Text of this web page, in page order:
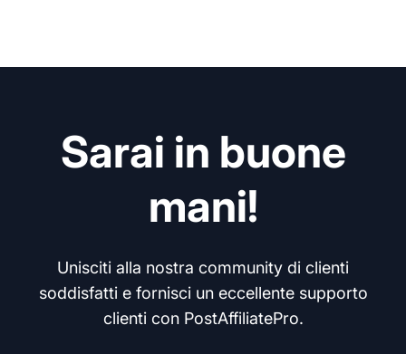
Sarai in buone
mani!
Unisciti alla nostra community di clienti
soddisfatti e fornisci un eccellente supporto
clienti con PostAffiliatePro.